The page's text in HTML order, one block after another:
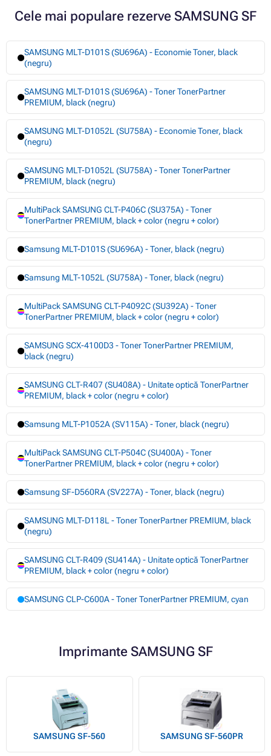
Cele mai populare rezerve SAMSUNG SF
SAMSUNG MLT-D101S (SU696A) - Economie Toner, black
(negru)
SAMSUNG MLT-D101S (SU696A) - Toner TonerPartner
PREMIUM, black (negru)
SAMSUNG MLT-D1052L (SU758A) - Economie Toner, black
(negru)
SAMSUNG MLT-D1052L (SU758A) - Toner TonerPartner
PREMIUM, black (negru)
MultiPack SAMSUNG CLT-P406C (SU375A) - Toner
TonerPartner PREMIUM, black + color (negru + color)
Samsung MLT-D101S (SU696A) - Toner, black (negru)
Samsung MLT-1052L (SU758A) - Toner, black (negru)
MultiPack SAMSUNG CLT-P4092C (SU392A) - Toner
TonerPartner PREMIUM, black + color (negru + color)
SAMSUNG SCX-4100D3 - Toner TonerPartner PREMIUM,
black (negru)
SAMSUNG CLT-R407 (SU408A) - Unitate optică TonerPartner
PREMIUM, black + color (negru + color)
Samsung MLT-P1052A (SV115A) - Toner, black (negru)
MultiPack SAMSUNG CLT-P504C (SU400A) - Toner
TonerPartner PREMIUM, black + color (negru + color)
Samsung SF-D560RA (SV227A) - Toner, black (negru)
SAMSUNG MLT-D118L - Toner TonerPartner PREMIUM, black
(negru)
SAMSUNG CLT-R409 (SU414A) - Unitate optică TonerPartner
PREMIUM, black + color (negru + color)
SAMSUNG CLP-C600A - Toner TonerPartner PREMIUM, cyan
Imprimante SAMSUNG SF
SAMSUNG SF-560 SAMSUNG SF-560PR